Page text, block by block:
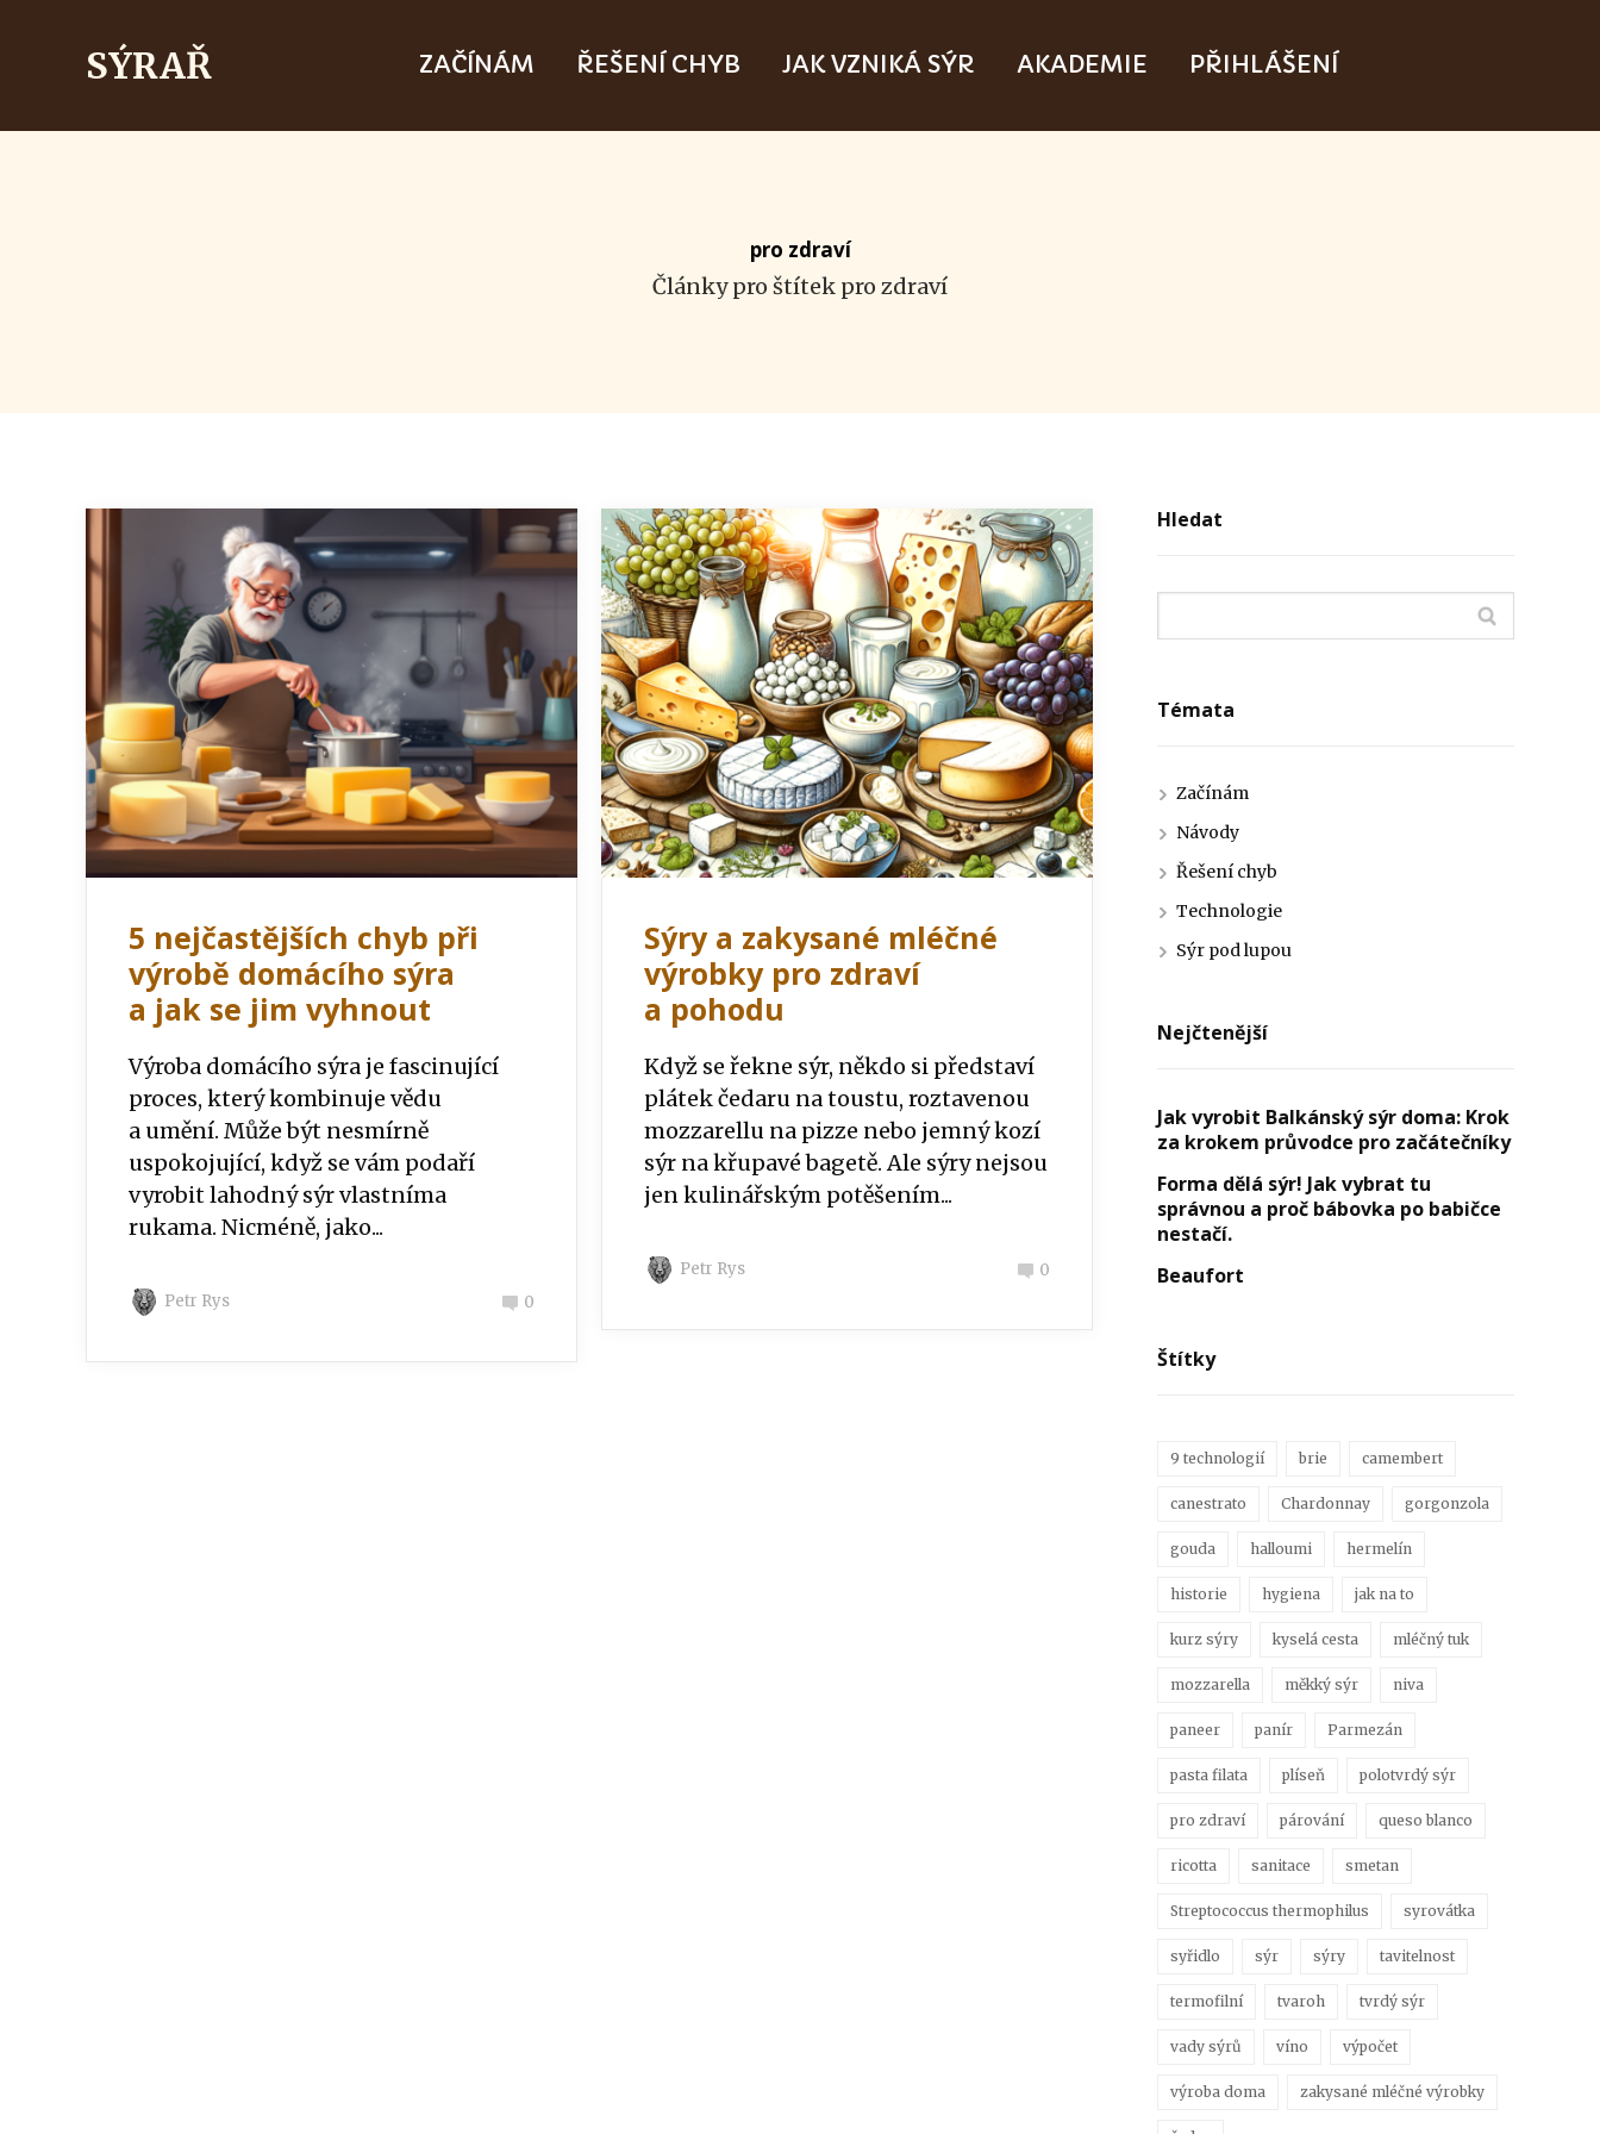
SÝRAŘ ZAČÍNÁM ŘEŠENÍ CHYB JAK VZNIKÁ SÝR AKADEMIE PŘIHLÁŠENÍ
pro zdraví
Články pro štítek pro zdraví
5 nejčastějších chyb při
výrobě domácího sýra
a jak se jim vyhnout
Výroba domácího sýra je fascinující
proces, který kombinuje vědu
a umění. Může být nesmírně
uspokojující, když se vám podaří
vyrobit lahodný sýr vlastníma
rukama. Nicméně, jako...
Petr Rys 0
Sýry a zakysané mléčné
výrobky pro zdraví
a pohodu
Když se řekne sýr, někdo si představí
plátek čedaru na toustu, roztavenou
mozzarellu na pizze nebo jemný kozí
sýr na křupavé bagetě. Ale sýry nejsou
jen kulinářským potěšením...
Petr Rys 0
Hledat
Témata
Začínám
Návody
Řešení chyb
Technologie
Sýr pod lupou
Nejčtenější
Jak vyrobit Balkánský sýr doma: Krok
za krokem průvodce pro začátečníky
Forma dělá sýr! Jak vybrat tu
správnou a proč bábovka po babičce
nestačí.
Beaufort
Štítky
9 technologií brie camembert
canestrato Chardonnay gorgonzola
gouda halloumi hermelín
historie hygiena jak na to
kurz sýry kyselá cesta mléčný tuk
mozzarella měkký sýr niva
paneer panír Parmezán
pasta filata plíseň polotvrdý sýr
pro zdraví párování queso blanco
ricotta sanitace smetan
Streptococcus thermophilus syrovátka
syřidlo sýr sýry tavitelnost
termofilní tvaroh tvrdý sýr
vady sýrů víno výpočet
výroba doma zakysané mléčné výrobky